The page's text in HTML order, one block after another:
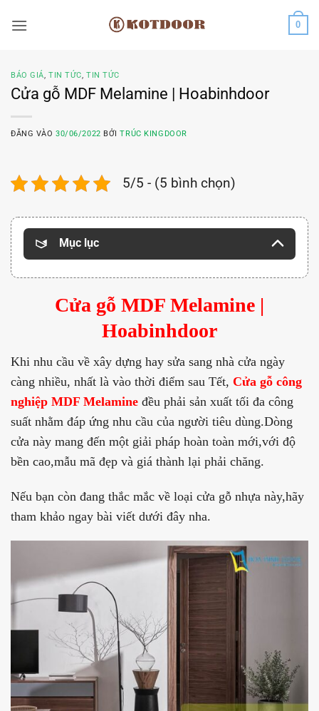
qua
0
BÁO GIÁ,TIN TỨC,TIN TỨC
Cửa gỗ MDF Melamine | Hoabinhdoor
ĐĂNG VÀO30/06/2022 BỞITRÚC KINGDOOR
5/5 - (5 bình chọn)
Mục lục
Cửa gỗ MDF Melamine |
Hoabinhdoor
Khi nhu cầu về xây dựng hay sửa sang nhà cửa ngày
càng nhiều, nhất là vào thời điểm sau Tết, Cửa gỗ công
nghiệp MDF Melamine đều phải sản xuất tối đa công
suất nhằm đáp ứng nhu cầu của người tiêu dùng.Dòng
cửa này mang đến một giải pháp hoàn toàn mới,với độ
bền cao,mẫu mã đẹp và giá thành lại phải chăng.
Nếu bạn còn đang thắc mắc về loại cửa gỗ nhựa này,hãy
tham khảo ngay bài viết dưới đây nha.